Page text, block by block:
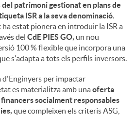
del patrimoni gestionat en plans de
ISR a la seva denominació.
estat pionera en introduir la ISR a
del CdE PIES GO, un nou
100 % flexible que incorpora una
s'adapta a tots els perfils inversors.
d'Enginyers per impactar
es materialitza amb unaoferta
socialment responsables
que compleixen els criteris ASG,